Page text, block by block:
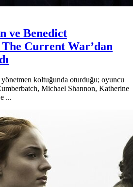
ve Benedict
Current War’dan
koltuğunda oturduğu; oyuncu
Michael Shannon, Katherine
...